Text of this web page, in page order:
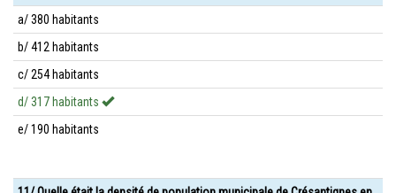
a/ 380 habitants
b/ 412 habitants
c/ 254 habitants
d/ 317 habitants
e/ 190 habitants